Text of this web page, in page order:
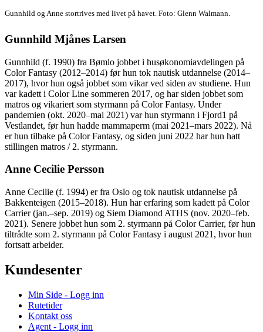
Gunnhild og Anne stortrives med livet på havet. Foto: Glenn Walmann.
Gunnhild Mjånes Larsen
Gunnhild (f. 1990) fra Bømlo jobbet i husøkonomiavdelingen på
Color Fantasy (2012–2014) før hun tok nautisk utdannelse (2014–
2017), hvor hun også jobbet som vikar ved siden av studiene. Hun
var kadett i Color Line sommeren 2017, og har siden jobbet som
matros og vikariert som styrmann på Color Fantasy. Under
pandemien (okt. 2020–mai 2021) var hun styrmann i Fjord1 på
Vestlandet, før hun hadde mammaperm (mai 2021–mars 2022). Nå
er hun tilbake på Color Fantasy, og siden juni 2022 har hun hatt
stillingen matros / 2. styrmann.
Anne Cecilie Persson
Anne Cecilie (f. 1994) er fra Oslo og tok nautisk utdannelse på
Bakkenteigen (2015–2018). Hun har erfaring som kadett på Color
Carrier (jan.–sep. 2019) og Siem Diamond ATHS (nov. 2020–feb.
2021). Senere jobbet hun som 2. styrmann på Color Carrier, før hun
tiltrådte som 2. styrmann på Color Fantasy i august 2021, hvor hun
fortsatt arbeider.
Kundesenter
Min Side - Logg inn
Rutetider
Kontakt oss
Agent - Logg inn